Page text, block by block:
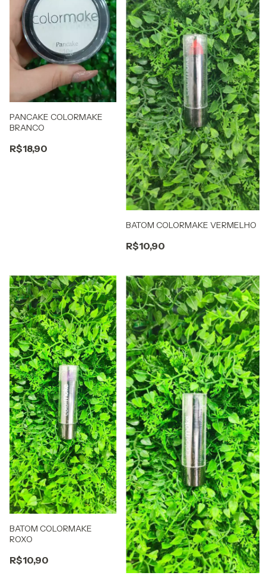
PANCAKE COLORMAKE
BRANCO
R$18,90
BATOM COLORMAKE VERMELHO
R$10,90
BATOM COLORMAKE
ROXO
R$10,90